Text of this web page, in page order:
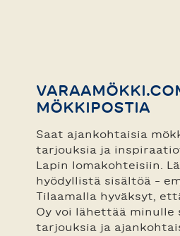
MÖKKIPOSTIA
Saat ajankohtaisia
tarjouksia ja
Lapin lomakohteisiin.
hyödyllistä sisältöä –
Tilaamalla hyväksyt,
Oy voi lähettää minulle
tarjouksia ja